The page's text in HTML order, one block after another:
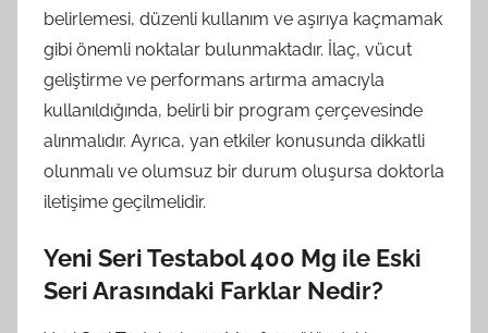
belirlemesi, düzenli kullanım ve aşırıya kaçmamak
gibi önemli noktalar bulunmaktadır. İlaç, vücut
geliştirme ve performans artırma amacıyla
kullanıldığında, belirli bir program çerçevesinde
alınmalıdır. Ayrıca, yan etkiler konusunda dikkatli
olunmalı ve olumsuz bir durum oluşursa doktorla
iletişime geçilmelidir.
Yeni Seri Testabol 400 Mg ile Eski
Seri Arasındaki Farklar Nedir?